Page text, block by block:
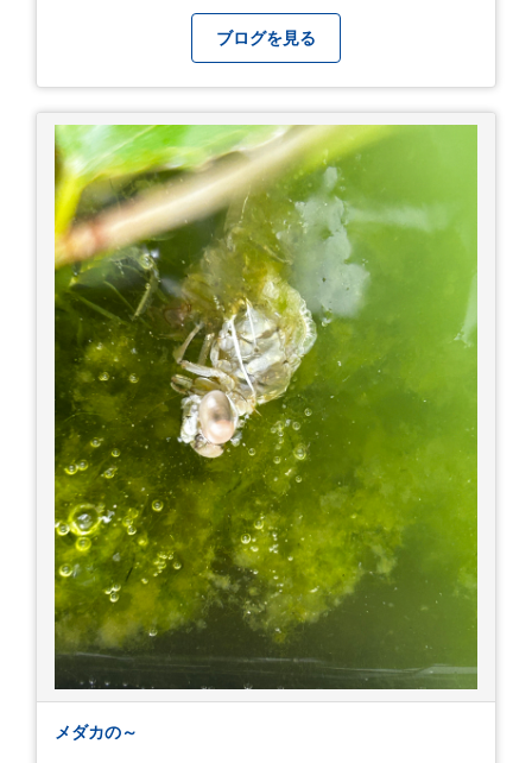
て本当に良かったです！ そして美味しい物もたく
さん。 写真は地元のスーパーで買った自分へのお
土産たち。 お好み焼きもやっぱり美味しいです
ね！ 広島また遊びに行きたいです♪
ブログを見る
メダカの～